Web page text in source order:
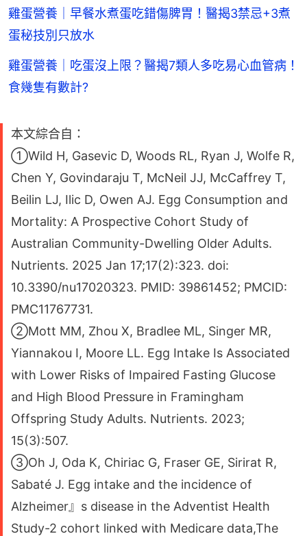
雞蛋營養｜早餐水煮蛋吃錯傷脾胃！醫揭3禁忌+3煮
蛋秘技別只放水
雞蛋營養｜吃蛋沒上限？醫揭7類人多吃易心血管病！
食幾隻有數計?
本文綜合自：
①Wild H, Gasevic D, Woods RL, Ryan J, Wolfe R,
Chen Y, Govindaraju T, McNeil JJ, McCaffrey T,
Beilin LJ, Ilic D, Owen AJ. Egg Consumption and
Mortality: A Prospective Cohort Study of
Australian Community-Dwelling Older Adults.
Nutrients. 2025 Jan 17;17(2):323. doi:
10.3390/nu17020323. PMID: 39861452; PMCID:
PMC11767731.
②Mott MM, Zhou X, Bradlee ML, Singer MR,
Yiannakou I, Moore LL. Egg Intake Is Associated
with Lower Risks of Impaired Fasting Glucose
and High Blood Pressure in Framingham
Offspring Study Adults. Nutrients. 2023;
15(3):507.
③Oh J, Oda K, Chiriac G, Fraser GE, Sirirat R,
Sabaté J. Egg intake and the incidence of
Alzheimer』s disease in the Adventist Health
Study-2 cohort linked with Medicare data,The